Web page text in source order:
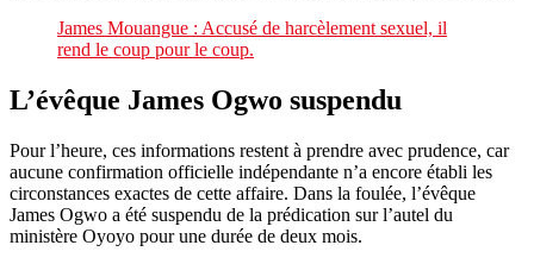
James Mouangue : Accusé de harcèlement sexuel, il
rend le coup pour le coup.
L’évêque James Ogwo suspendu
Pour l’heure, ces informations restent à prendre avec prudence, car
aucune confirmation officielle indépendante n’a encore établi les
circonstances exactes de cette affaire. Dans la foulée, l’évêque
James Ogwo a été suspendu de la prédication sur l’autel du
ministère Oyoyo pour une durée de deux mois.